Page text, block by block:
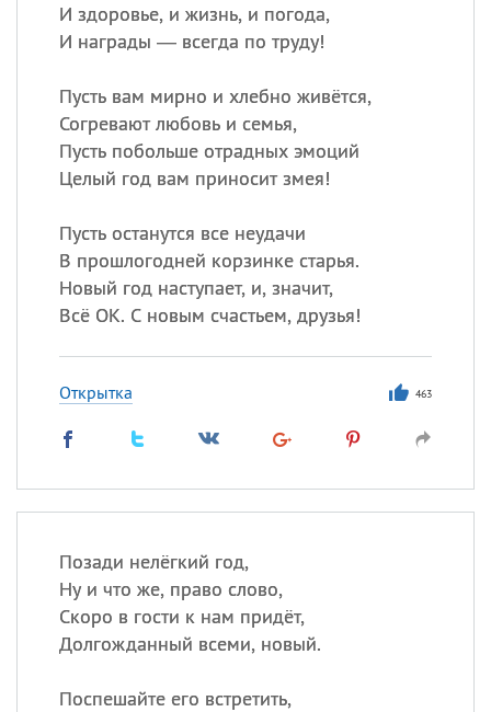
И здоровье, и жизнь, и погода,
И награды — всегда по труду!
Пусть вам мирно и хлебно живётся,
Согревают любовь и семья,
Пусть побольше отрадных эмоций
Целый год вам приносит змея!
Пусть останутся все неудачи
В прошлогодней корзинке старья.
Новый год наступает, и, значит,
Всё OK. С новым счастьем, друзья!
Открытка 463
Позади нелёгкий год,
Ну и что же, право слово,
Скоро в гости к нам придёт,
Долгожданный всеми, новый.
Поспешайте его встретить,